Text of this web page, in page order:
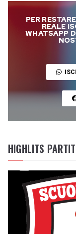
PER
REALE
WHATSAPP
HIGHLITS